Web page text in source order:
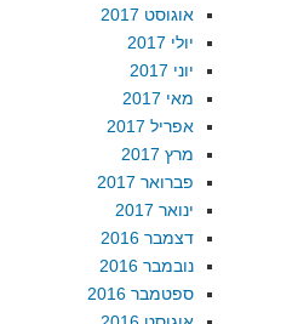
אוגוסט 2017
יולי 2017
יוני 2017
מאי 2017
אפריל 2017
מרץ 2017
פברואר 2017
ינואר 2017
דצמבר 2016
נובמבר 2016
ספטמבר 2016